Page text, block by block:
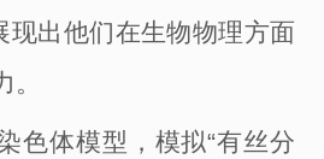
现出他们在生物物理方面
色体模型，模拟“有丝分